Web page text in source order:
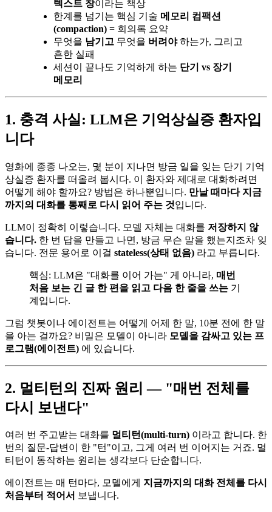
텍스트 창이라는 책상
한계를 넘기는 핵심 기술 메모리 컴팩션
(compaction) = 회의록 요약
무엇을 남기고 무엇을 버려야하는가, 그리고
흔한 실패
세션이 끝나도 기억하게 하는 단기 vs 장기
메모리
1. 충격 사실: LLM은 기억상실증 환자입
니다
영화에 종종 나오는, 몇 분이 지나면 방금 일을 잊는 단기 기억
상실증 환자를 떠올려 봅시다. 이 환자와 제대로 대화하려면
어떻게 해야 할까요? 방법은 하나뿐입니다. 만날 때마다 지금
까지의 대화를 통째로 다시 읽어 주는 것입니다.
LLM이 정확히 이렇습니다. 모델 자체는 대화를 저장하지 않
습니다. 한 번 답을 만들고 나면, 방금 무슨 말을 했는지조차 잊
습니다. 전문 용어로 이걸 stateless(상태 없음) 라고 부릅니다.
핵심: LLM은 "대화를 이어 가는" 게 아니라, 매번
처음 보는 긴 글 한 편을 읽고 다음 한 줄을 쓰는 기
계입니다.
그럼 챗봇이나 에이전트는 어떻게 어제 한 말, 10분 전에 한 말
을 아는 걸까요? 비밀은 모델이 아니라 모델을 감싸고 있는 프
로그램(에이전트) 에 있습니다.
2. 멀티턴의 진짜 원리 — "매번 전체를
다시 보낸다"
여러 번 주고받는 대화를 멀티턴(multi-turn) 이라고 합니다. 한
번의 질문-답변이 한 "턴"이고, 그게 여러 번 이어지는 거죠. 멀
티턴이 동작하는 원리는 생각보다 단순합니다.
에이전트는 매 턴마다, 모델에게 지금까지의 대화 전체를 다시
처음부터 적어서 보냅니다.